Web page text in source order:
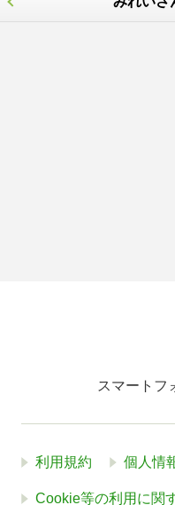
スマートフ
利用規約 個人情
Cookie等の利用に関